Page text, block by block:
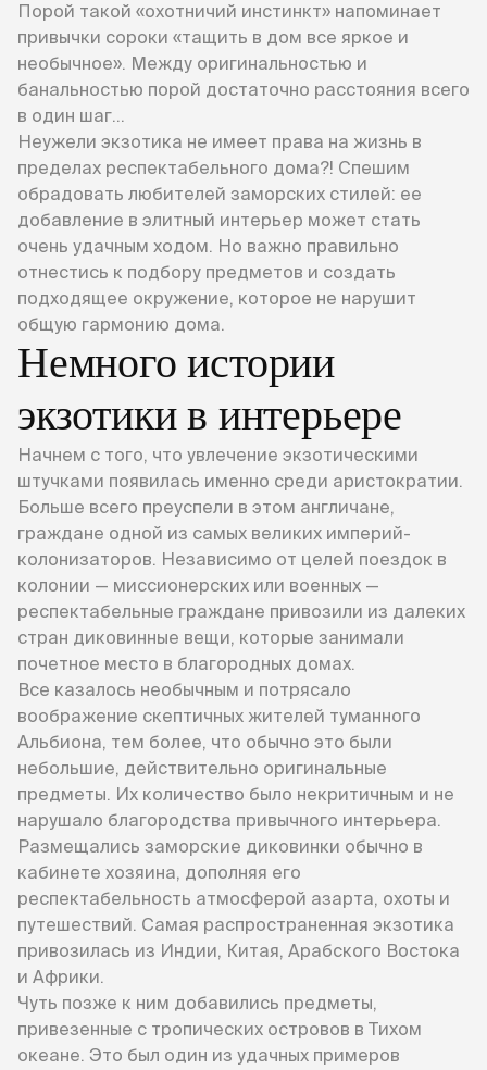
Порой такой «охотничий инстинкт» напоминает
привычки сороки «тащить в дом все яркое и
необычное». Между оригинальностью и
банальностью порой достаточно расстояния всего
в один шаг...
Неужели экзотика не имеет права на жизнь в
пределах респектабельного дома?! Спешим
обрадовать любителей заморских стилей: ее
добавление в элитный интерьер может стать
очень удачным ходом. Но важно правильно
отнестись к подбору предметов и создать
подходящее окружение, которое не нарушит
общую гармонию дома.
Немного истории
экзотики в интерьере
Начнем с того, что увлечение экзотическими
штучками появилась именно среди аристократии.
Больше всего преуспели в этом англичане,
граждане одной из самых великих империй-
колонизаторов. Независимо от целей поездок в
колонии — миссионерских или военных —
респектабельные граждане привозили из далеких
стран диковинные вещи, которые занимали
почетное место в благородных домах.
Все казалось необычным и потрясало
воображение скептичных жителей туманного
Альбиона, тем более, что обычно это были
небольшие, действительно оригинальные
предметы. Их количество было некритичным и не
нарушало благородства привычного интерьера.
Размещались заморские диковинки обычно в
кабинете хозяина, дополняя его
респектабельность атмосферой азарта, охоты и
путешествий. Самая распространенная экзотика
привозилась из Индии, Китая, Арабского Востока
и Африки.
Чуть позже к ним добавились предметы,
привезенные с тропических островов в Тихом
океане. Это был один из удачных примеров